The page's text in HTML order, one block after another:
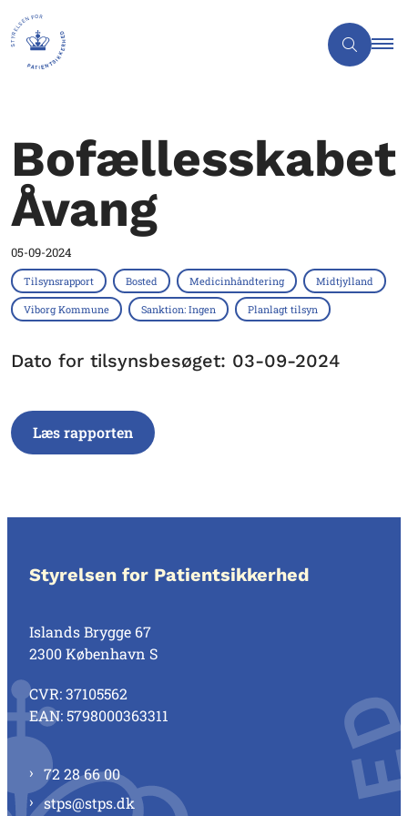
Bofællesskabet
Åvang
05-09-2024
Tilsynsrapport Bosted Medicinhåndtering Midtjylland
Viborg Kommune Sanktion: Ingen Planlagt tilsyn
Dato for tilsynsbesøget: 03-09-2024
Læs rapporten
Styrelsen for Patientsikkerhed
Islands Brygge 67
2300 København S
CVR: 37105562
EAN: 5798000363311
72 28 66 00
stps@stps.dk